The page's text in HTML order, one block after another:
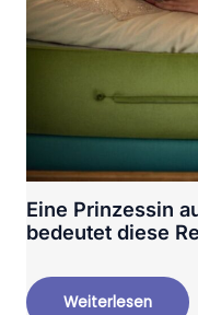
Eine Prinzessin
bedeutet diese
Weiterlesen